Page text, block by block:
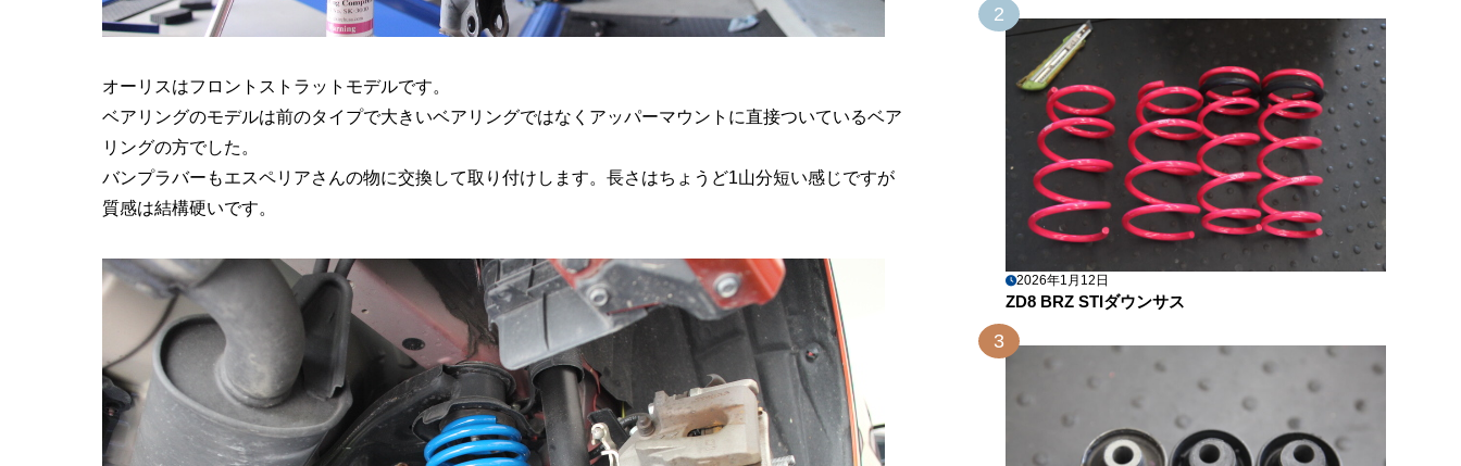
オーリスはフロントストラットモデルです。
ベアリングのモデルは前のタイプで大きいベアリングではなくアッパーマウントに直接ついているベア
リングの方でした。
バンプラバーもエスペリアさんの物に交換して取り付けします。長さはちょうど1山分短い感じですが
質感は結構硬いです。
2
2026年1月12日
ZD8 BRZ STIダウンサス
3